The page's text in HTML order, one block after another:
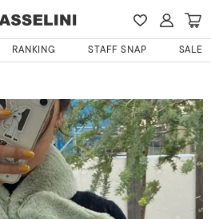
RANKING STAFF SNAP SALE